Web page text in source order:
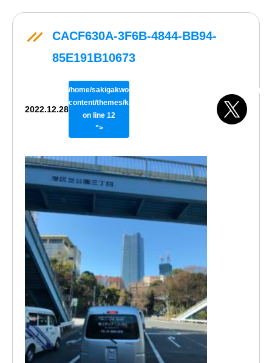
CACF630A-3F6B-4844-BB94-
85E191B10673
2022.12.28
/home/sakigakworks/benriya24h.com/public_html/wp/wp-
content/themes/kaisokuthemeV02/single.php
on line 12
">